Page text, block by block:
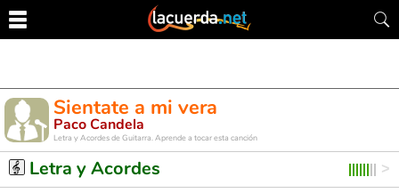
Sientate a mi vera
Paco Candela
Letra y Acordes de Guitarra. Aprende a tocar esta canción
Letra y Acordes